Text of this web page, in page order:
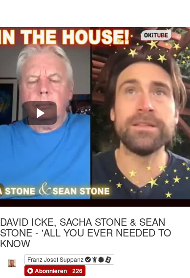
Play
Video
DAVID ICKE, SACHA STONE & SEAN
STONE - 'ALL YOU EVER NEEDED TO
KNOW
Franz Josef Suppanz
Abonnieren 226